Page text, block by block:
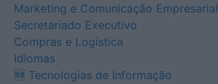
Marketing e Comunicação Empresarial
Secretariado Executivo
Compras e Logística
Idiomas
🆕 Tecnologias de Informação